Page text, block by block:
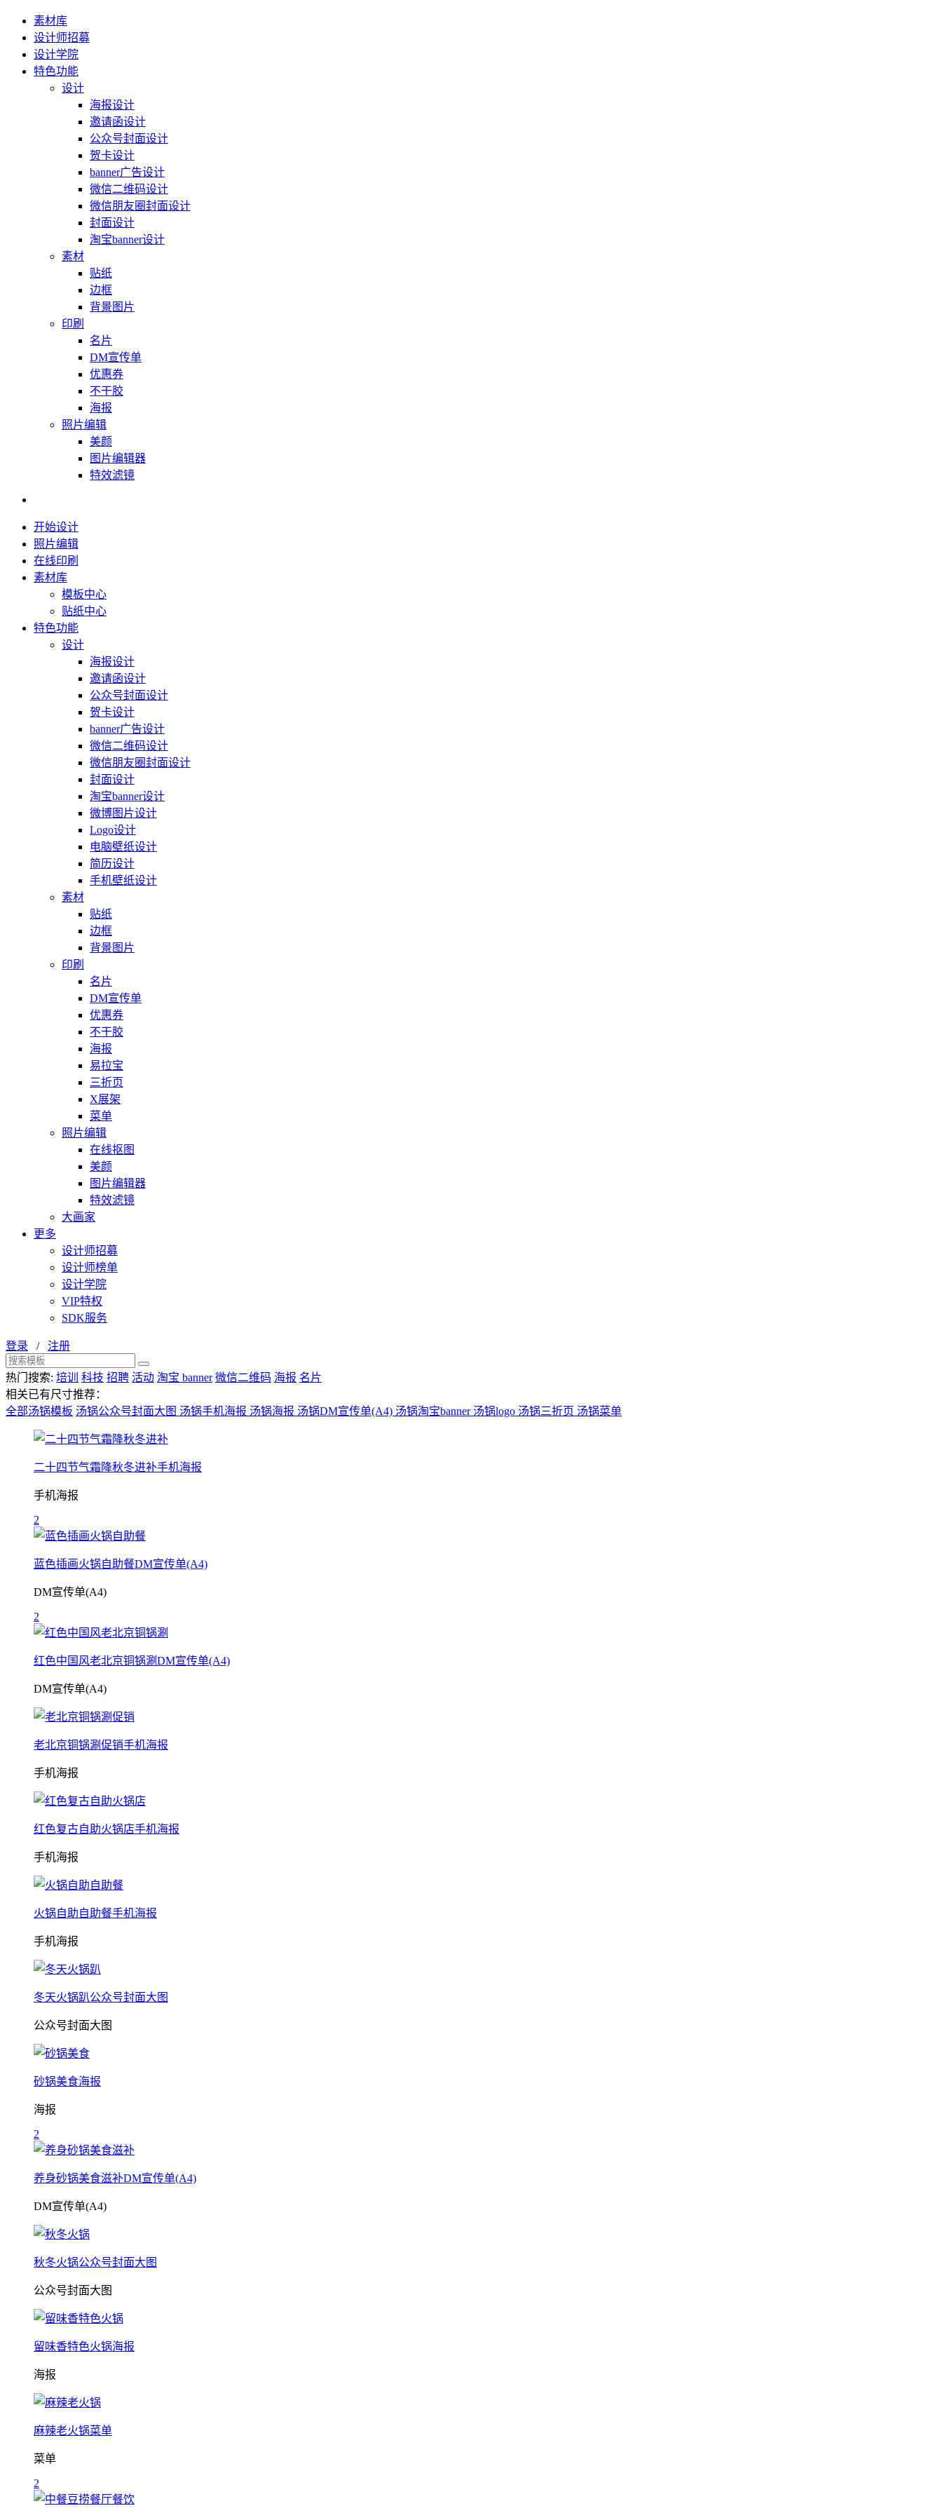
素材库
设计师招募
设计学院
特色功能
设计
海报设计
邀请函设计
公众号封面设计
贺卡设计
banner广告设计
微信二维码设计
微信朋友圈封面设计
封面设计
淘宝banner设计
素材
贴纸
边框
背景图片
印刷
名片
DM宣传单
优惠券
不干胶
海报
照片编辑
美颜
图片编辑器
特效滤镜
开始设计
照片编辑
在线印刷
素材库
模板中心
贴纸中心
特色功能
设计
海报设计
邀请函设计
公众号封面设计
贺卡设计
banner广告设计
微信二维码设计
微信朋友圈封面设计
封面设计
淘宝banner设计
微博图片设计
Logo设计
电脑壁纸设计
简历设计
手机壁纸设计
素材
贴纸
边框
背景图片
印刷
名片
DM宣传单
优惠券
不干胶
海报
易拉宝
三折页
X展架
菜单
照片编辑
在线抠图
美颜
图片编辑器
特效滤镜
大画家
更多
设计师招募
设计师榜单
设计学院
VIP特权
SDK服务
登录 / 注册
热门搜索: 培训 科技 招聘 活动 淘宝 banner 微信二维码 海报 名片
相关已有尺寸推荐：
全部汤锅模板 汤锅公众号封面大图 汤锅手机海报 汤锅海报 汤锅DM宣传单(A4) 汤锅淘宝banner 汤锅logo 汤锅三折页 汤锅菜单
二十四节气霜降秋冬进补手机海报
手机海报
2
蓝色插画火锅自助餐DM宣传单(A4)
DM宣传单(A4)
2
红色中国风老北京铜锅涮DM宣传单(A4)
DM宣传单(A4)
老北京铜锅涮促销手机海报
手机海报
红色复古自助火锅店手机海报
手机海报
火锅自助自助餐手机海报
手机海报
冬天火锅趴公众号封面大图
公众号封面大图
砂锅美食海报
海报
2
养身砂锅美食滋补DM宣传单(A4)
DM宣传单(A4)
秋冬火锅公众号封面大图
公众号封面大图
留味香特色火锅海报
海报
麻辣老火锅菜单
菜单
2